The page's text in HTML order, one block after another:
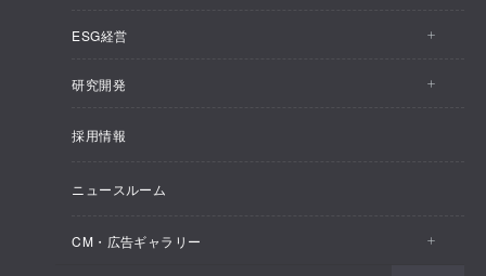
事業概要
企業理念
株主・投資家情報トップ
IRトピックス
経営計画
M.D.C. Holdings, Incの買収について
受注速報
ESG経営
ESG経営トップ
CEOメッセージ
ESG経営の方針・体制
マテリアリティ
研究開発
しあわせ住まい研究所
総合住宅研究所
採用情報
ニュースルーム
CM・広告ギャラリー